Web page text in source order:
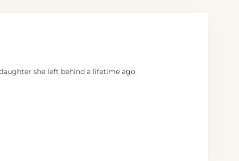
she left behind a lifetime ago.